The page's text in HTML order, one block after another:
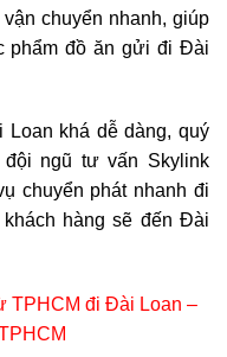
chuyển nhanh, giúp
phẩm đồ ăn gửi đi Đài
Loan khá dễ dàng, quý
ngũ tư vấn Skylink
chuyển phát nhanh đi
hàng sẽ đến Đài
TPHCM đi Đài Loan –